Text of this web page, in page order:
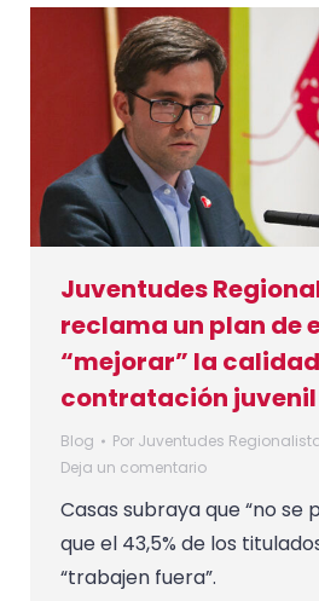
Juventudes
reclama un plan de
“mejorar” la
contratación juvenil
Blog Por Juventudes
Deja un comentario
Casas subraya que “no se
que el 43,5% de los
“trabajen fuera”.